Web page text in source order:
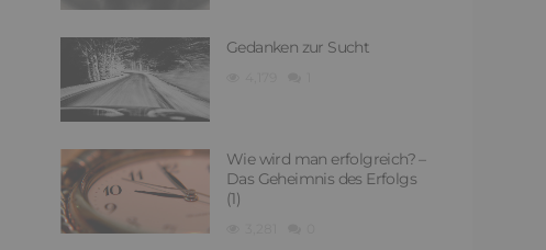
Gedanken zur Sucht
Wie wird man erfolgreich? –
Das Geheimnis des Erfolgs
(1)